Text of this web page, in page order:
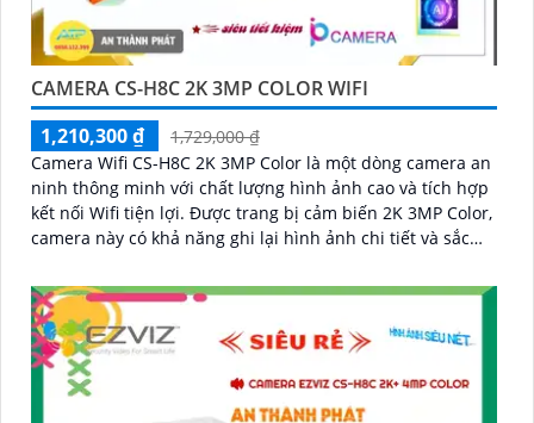
CAMERA CS-H8C 2K 3MP COLOR WIFI
1,210,300 ₫
1,729,000 ₫
Camera Wifi CS-H8C 2K 3MP Color là một dòng camera an
ninh thông minh với chất lượng hình ảnh cao và tích hợp
kết nối Wifi tiện lợi. Được trang bị cảm biến 2K 3MP Color,
camera này có khả năng ghi lại hình ảnh chi tiết và sắc